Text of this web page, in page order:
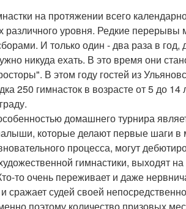
на протяжении всего
различного уровня. Редкие
И только один - два раза в год,
никуда ехать. В это время они
В этом году гостей из
250 гимнасток в возрасте от 5 до
домашнего турнира
которые делают первые шаги в
процесса, могут
гимнастики, выходят
то очень переживает и даже
сражает судей своей